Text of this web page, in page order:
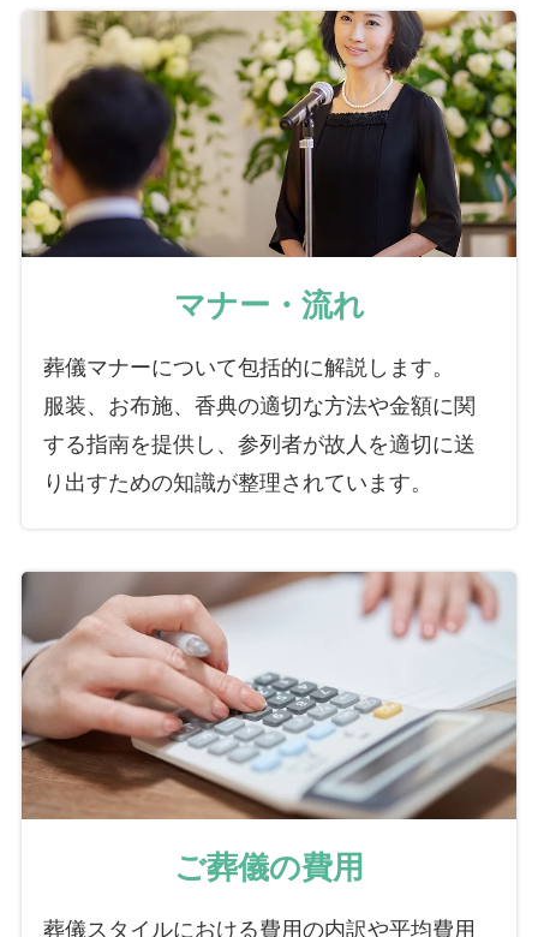
マナー・流れ
葬儀マナーについて包括的に解説します。
服装、お布施、香典の適切な方法や金額に関
する指南を提供し、参列者が故人を適切に送
り出すための知識が整理されています。
ご葬儀の費用
葬儀スタイルにおける費用の内訳や平均費用